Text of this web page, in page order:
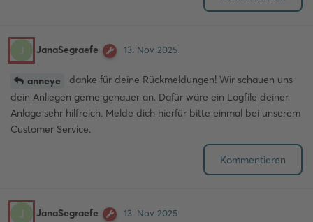
J JanaSegraefe 13. Nov 2025
anneye
danke für deine Rückmeldungen! Wir schauen uns
dein Anliegen gerne genauer an. Dafür wäre ein Logfile deiner
Anlage sehr hilfreich. Melde dich hierfür bitte einmal bei unserem
Customer Service.
Kommentieren
J JanaSegraefe 13. Nov 2025